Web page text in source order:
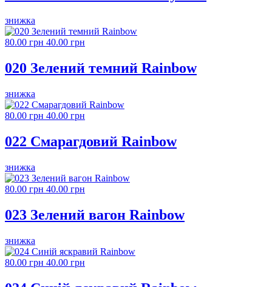
знижка
80.00 грн 40.00 грн
020 Зелений темний Rainbow
знижка
80.00 грн 40.00 грн
022 Смарагдовий Rainbow
знижка
80.00 грн 40.00 грн
023 Зелений вагон Rainbow
знижка
80.00 грн 40.00 грн